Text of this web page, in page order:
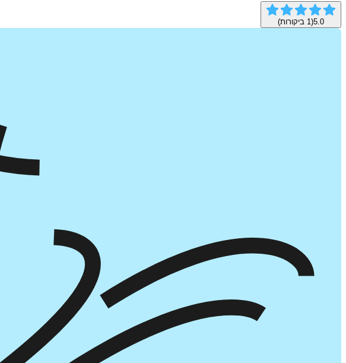
הוספה
5.0
(
1 ביקורות)